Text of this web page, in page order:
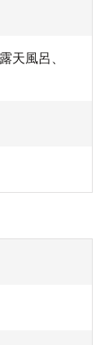
天風呂